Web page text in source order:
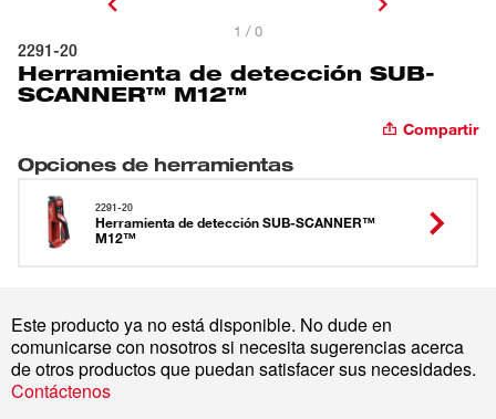
1 / 0
2291-20
Herramienta de detección SUB-
SCANNER™ M12™
Compartir
Opciones de herramientas
2291-20
Herramienta de detección SUB-SCANNER™
M12™
Este producto ya no está disponible. No dude en
comunicarse con nosotros si necesita sugerencias acerca
de otros productos que puedan satisfacer sus necesidades.
Contáctenos